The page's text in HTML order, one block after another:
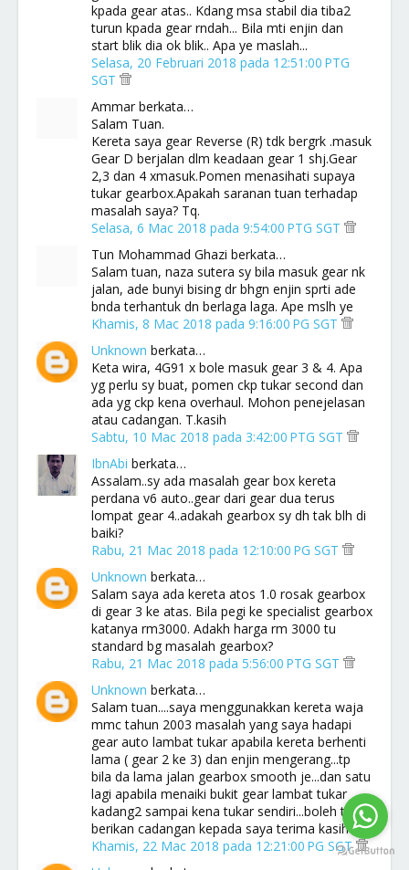
kpada gear atas.. Kdang msa stabil dia tiba2
turun kpada gear rndah... Bila mti enjin dan
start blik dia ok blik.. Apa ye maslah...
Selasa, 20 Februari 2018 pada 12:51:00 PTG
SGT
Ammar berkata…
Salam Tuan.
Kereta saya gear Reverse (R) tdk bergrk .masuk
Gear D berjalan dlm keadaan gear 1 shj.Gear
2,3 dan 4 xmasuk.Pomen menasihati supaya
tukar gearbox.Apakah saranan tuan terhadap
masalah saya? Tq.
Selasa, 6 Mac 2018 pada 9:54:00 PTG SGT
Tun Mohammad Ghazi berkata…
Salam tuan, naza sutera sy bila masuk gear nk
jalan, ade bunyi bising dr bhgn enjin sprti ade
bnda terhantuk dn berlaga laga. Ape mslh ye
Khamis, 8 Mac 2018 pada 9:16:00 PG SGT
Unknown berkata…
Keta wira, 4G91 x bole masuk gear 3 & 4. Apa
yg perlu sy buat, pomen ckp tukar second dan
ada yg ckp kena overhaul. Mohon penejelasan
atau cadangan. T.kasih
Sabtu, 10 Mac 2018 pada 3:42:00 PTG SGT
IbnAbi berkata…
Assalam..sy ada masalah gear box kereta
perdana v6 auto..gear dari gear dua terus
lompat gear 4..adakah gearbox sy dh tak blh di
baiki?
Rabu, 21 Mac 2018 pada 12:10:00 PG SGT
Unknown berkata…
Salam saya ada kereta atos 1.0 rosak gearbox
di gear 3 ke atas. Bila pegi ke specialist gearbox
katanya rm3000. Adakh harga rm 3000 tu
standard bg masalah gearbox?
Rabu, 21 Mac 2018 pada 5:56:00 PTG SGT
Unknown berkata…
Salam tuan....saya menggunakkan kereta waja
mmc tahun 2003 masalah yang saya hadapi
gear auto lambat tukar apabila kereta berhenti
lama ( gear 2 ke 3) dan enjin mengerang...tp
bila da lama jalan gearbox smooth je...dan satu
lagi apabila menaiki bukit gear lambat tukar
kadang2 sampai kena tukar sendiri...boleh tuan
berikan cadangan kepada saya terima kasih
Khamis, 22 Mac 2018 pada 12:21:00 PG SGT